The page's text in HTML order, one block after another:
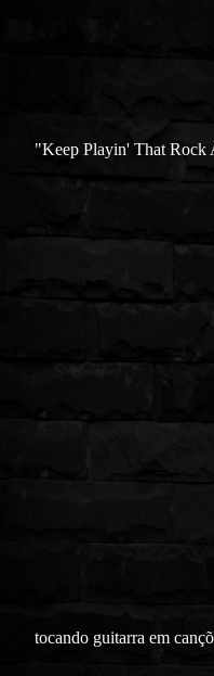
"Keep Playin' That Rock
tocando guitarra em